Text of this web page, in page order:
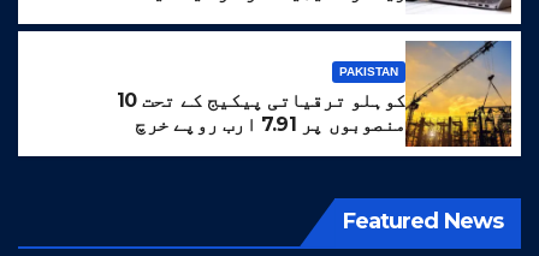
PAKISTAN
کوہلو ترقیاتی پیکیج کے تحت 10
منصوبوں پر 7.91 ارب روپے خرچ
Featured News